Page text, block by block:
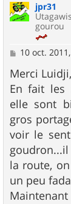
jpr31
gourou
M
s
s
a
g
e
10 oct.
Merci Luidji,
En fait les
elle sont
gros
voir le
la route,
un peu